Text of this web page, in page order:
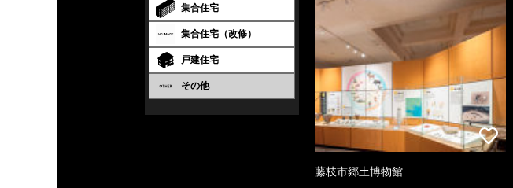
集合住宅
集合住宅（改修）
戸建住宅
その他
藤枝市郷土博物館